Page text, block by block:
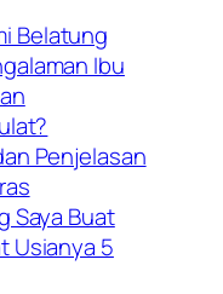
Belatung
Ibu
Penjelasan
Saya Buat
Usianya 5